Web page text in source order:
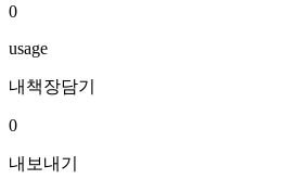
0
usage
내책장담기
0
내보내기